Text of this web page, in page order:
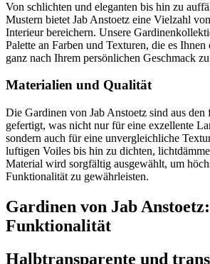
Von schlichten und eleganten bis hin zu
Mustern bietet Jab Anstoetz eine Vielzahl
Interieur bereichern. Unsere
Palette an Farben und Texturen, die es
ganz nach Ihrem persönlichen Geschmack
Materialien und Qualität
Die Gardinen von Jab Anstoetz sind aus den
gefertigt, was nicht nur für eine exzellente
sondern auch für eine unvergleichliche
luftigen Voiles bis hin zu dichten,
Material wird sorgfältig ausgewählt, um
Funktionalität zu gewährleisten.
Gardinen von Jab
Funktionalität
Halbtransparente und